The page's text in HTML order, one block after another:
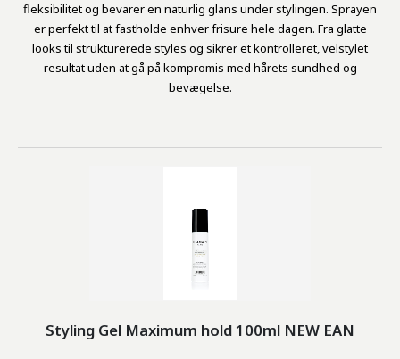
fleksibilitet og bevarer en naturlig glans under stylingen. Sprayen
er perfekt til at fastholde enhver frisure hele dagen. Fra glatte
looks til strukturerede styles og sikrer et kontrolleret, velstylet
resultat uden at gå på kompromis med hårets sundhed og
bevægelse.
Styling Gel Maximum hold 100ml NEW EAN